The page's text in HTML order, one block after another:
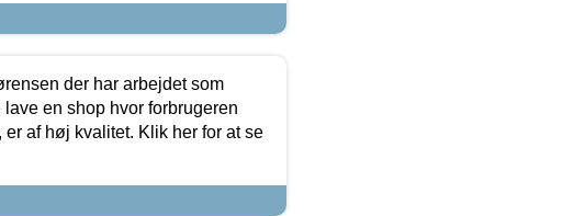
der har arbejdet som
en shop hvor forbrugeren
af høj kvalitet. Klik her for at se